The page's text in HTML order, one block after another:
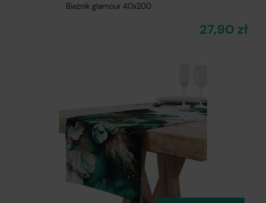
Bieżnik glamour 40x200
27,90 zł